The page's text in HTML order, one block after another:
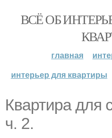
ВСЁ ОБ
главная
интерьер для квартиры
Квартира для
ч. 2.